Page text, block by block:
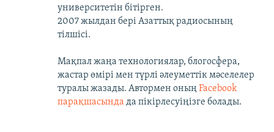
университетін бітірген.
2007 жылдан бері Азаттық радиосының
тілшісі.
Мақпал жаңа технологиялар, блогосфера,
жастар өмірі мен түрлі әлеуметтік мәселелер
туралы жазады. Автормен оныңFacebook
парақшасында да пікірлесуіңізге болады.